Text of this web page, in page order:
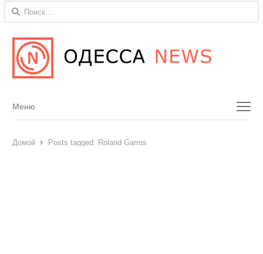
Найти:
Menu
Меню
Домой Posts tagged: Roland Garros